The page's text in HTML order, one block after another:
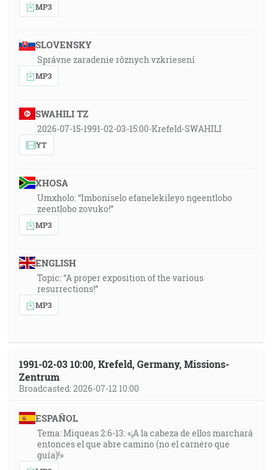
MP3
SLOVENSKY
Správne zaradenie rôznych vzkriesení
MP3
SWAHILI TZ
2026-07-15-1991-02-03-15:00-Krefeld-SWAHILI
YT
XHOSA
Umxholo: “Imboniselo efanelekileyo ngeentlobo
zeentlobo zovuko!”
MP3
ENGLISH
Topic: “A proper exposition of the various
resurrections!”
MP3
1991-02-03 10:00, Krefeld, Germany, Missions-
Zentrum
Broadcasted: 2026-07-12 10:00
ESPAÑOL
Tema: Miqueas 2:6-13: «¡A la cabeza de ellos marchará
entonces el que abre camino (no el carnero que
guía)!»